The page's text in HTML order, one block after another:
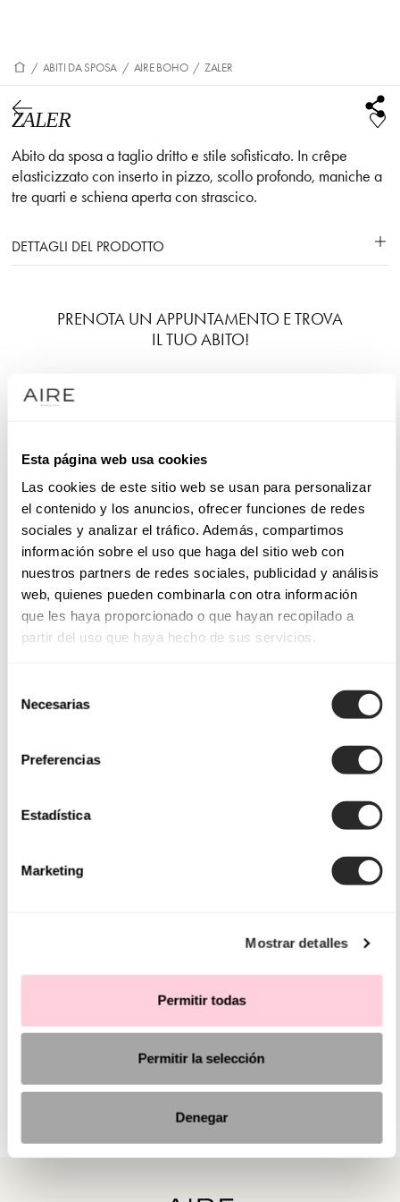
Esta página web usa cookies
Las cookies de este sitio web se usan para personalizar
el contenido y los anuncios, ofrecer funciones de redes
sociales y analizar el tráfico. Además, compartimos
información sobre el uso que haga del sitio web con
nuestros partners de redes sociales, publicidad y análisis
web, quienes pueden combinarla con otra información
que les haya proporcionado o que hayan recopilado a
partir del uso que haya hecho de sus servicios.
Necesarias
Preferencias
Estadística
Marketing
Mostrar detalles
Permitir todas
Permitir la selección
Denegar
/ ABITI DA SPOSA / AIRE BOHO / ZALER
ZALER
Abito da sposa a taglio dritto e stile sofisticato. In crêpe
elasticizzato con inserto in pizzo, scollo profondo, maniche a
tre quarti e schiena aperta con strascico.
DETTAGLI DEL PRODOTTO
PRENOTA UN APPUNTAMENTO E TROVA
IL TUO ABITO!